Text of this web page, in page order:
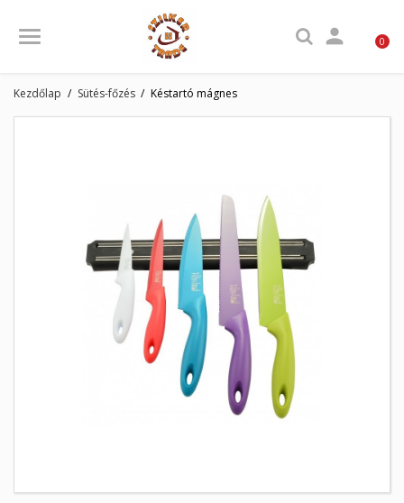
 0
Kezdőlap Sütés-főzés Késtartó mágnes